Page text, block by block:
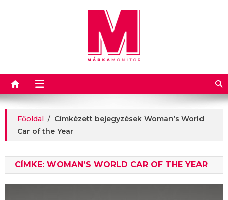
Márkamonitor
Főoldal / Címkézett bejegyzések Woman’s World
Car of the Year
CÍMKE: WOMAN’S WORLD CAR OF THE YEAR